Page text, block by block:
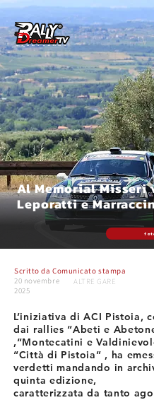
Al Memorial Misseri
Leporatti e
Scritto daComunicato stampa
20 novembre
2025
ALTRE GARE
L’iniziativa di ACI Pistoia,
dai rallies “Abeti e
,“Montecatini e
“Città di Pistoia” , ha
verdetti mandando in
quinta edizione,
caratterizzata da tanto